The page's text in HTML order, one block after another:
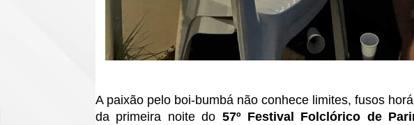
A paixão pelo boi-bumbá não conhece limites, fusos
da primeira noite do 57º Festival Folclórico de